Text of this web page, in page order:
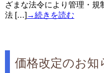
ざまな法令により管理・
法 […] →続きを読む
価格改定のお知